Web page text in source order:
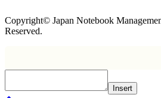
Copyright© Japan Notebook
Reserved.
Insert